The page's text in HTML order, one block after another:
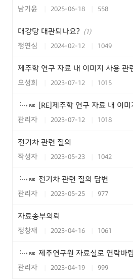
남기윤 2025-06-18 558
대강당 대관되나요? (1)
정연심 2024-02-12 1049
제주학 연구 자료 내 이미지 사용 관
오성희 2023-07-12 1015
[RE]제주학 연구 자료 내 이
관리자 2023-07-12 1018
전기차 관련 질의
작성자 2023-05-23 1042
전기차 관련 질의 답변
관리자 2023-05-25 977
자료송부의뢰
정창재 2023-04-16 1061
제주연구원 자료실로 연락
관리자 2023-04-19 999